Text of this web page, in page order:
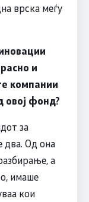
врска меѓу
и
компании
овој фонд?
за
два. Од она
а
имаше
кои